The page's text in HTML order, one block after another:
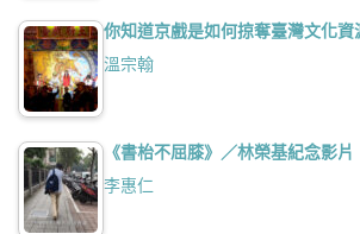
你知道京戲是如何掠奪臺灣文化資
溫宗翰
《書枱不屈膝》／林榮基紀念影片
李惠仁